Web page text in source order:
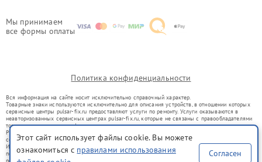
Мы принимаем
все формы оплаты
Политика конфиденциальности
Вся информация на сайте носит исключительно справочный характер.
Товарные знаки используются исключительно для описания устройств, в отношении которых
сервисные центры pulsar-fix.ru предоставляют услуги по ремонту. Услуги оказываются в
неавторизованных сервисных центрах pulsar-fix.ru, которые не связаны с правообладателями
товарных знаков или их официальными представителями.
Ремонт осуществляется для устройств, уже введенных в гражданский оборот в соответствии
со статьей 1487 ГК РФ.
Использование товарных знаков не преследует цели индивидуализации услуг или введения
потребителей в заблуждение, а служит для информирования о предоставляемых услугах по
Этот сайт использует файлы cookie. Вы можете
ознакомиться с правилами использования
Согласен